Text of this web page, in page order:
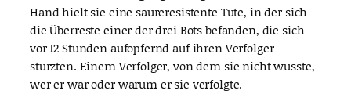
Hand hielt sie eine säureresistente Tüte, in der sich
die Überreste einer der drei Bots befanden, die sich
vor 12 Stunden aufopfernd auf ihren Verfolger
stürzten. Einem Verfolger, von dem sie nicht wusste,
wer er war oder warum er sie verfolgte.